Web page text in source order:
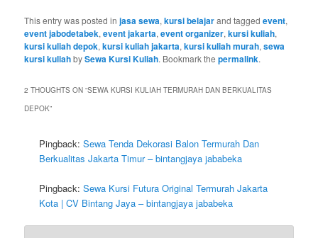
This entry was posted injasa sewa,kursi belajarand taggedevent,
event jabodetabek,event jakarta,event organizer,kursi kuliah,
kursi kuliah depok,kursi kuliah jakarta,kursi kuliah murah,sewa
kursi kuliahbySewa Kursi Kuliah. Bookmark thepermalink.
2 THOUGHTS ON “SEWA KURSI KULIAH TERMURAH DAN BERKUALITAS
DEPOK”
Pingback:Sewa Tenda Dekorasi Balon Termurah Dan
Berkualitas Jakarta Timur – bintangjaya jababeka
Pingback:Sewa Kursi Futura Original Termurah Jakarta
Kota | CV Bintang Jaya – bintangjaya jababeka